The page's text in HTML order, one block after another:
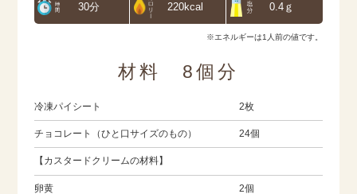
30分 220kcal 0.4ｇ
※エネルギーは1人前の値です。
材料 8個分
冷凍パイシート 2枚
チョコレート（ひと口サイズのもの） 24個
【カスタードクリームの材料】
卵黄 2個